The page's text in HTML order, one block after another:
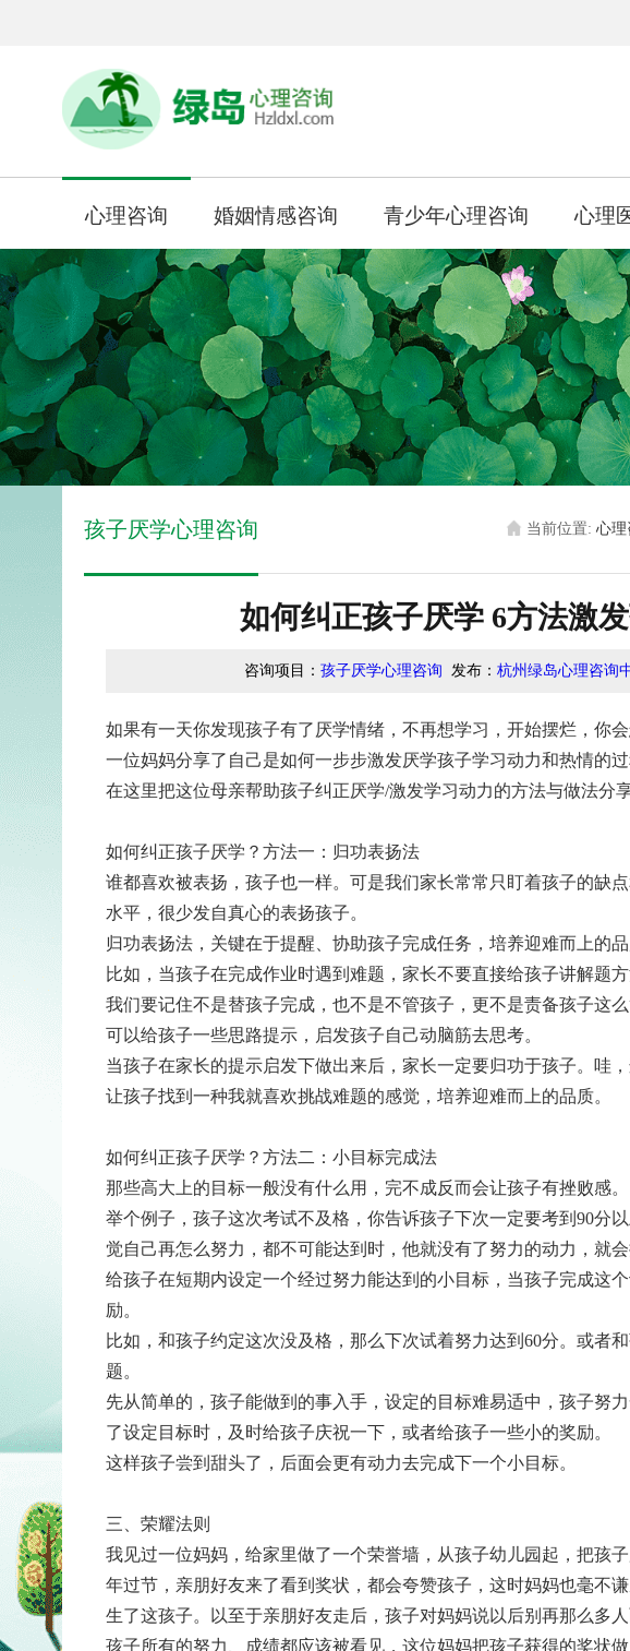
心理咨询 婚姻情感咨询 青少年心理咨询 心理
孩子厌学心理咨询 当前位置: 心理
如何纠正孩子厌学 6方法激
咨询项目： 孩子厌学心理咨询 发布： 杭州绿岛心理咨询
如果有一天你发现孩子有了厌学情绪，不再想学习，开始摆烂，你
一位妈妈分享了自己是如何一步步激发厌学孩子学习动力和热情的
在这里把这位母亲帮助孩子纠正厌学/激发学习动力的方法与做法分
如何纠正孩子厌学？方法一：归功表扬法
谁都喜欢被表扬，孩子也一样。可是我们家长常常只盯着孩子的缺
水平，很少发自真心的表扬孩子。
归功表扬法，关键在于提醒、协助孩子完成任务，培养迎难而上的品
比如，当孩子在完成作业时遇到难题，家长不要直接给孩子讲解题方
我们要记住不是替孩子完成，也不是不管孩子，更不是责备孩子这
可以给孩子一些思路提示，启发孩子自己动脑筋去思考。
当孩子在家长的提示启发下做出来后，家长一定要归功于孩子。哇
让孩子找到一种我就喜欢挑战难题的感觉，培养迎难而上的品质。
如何纠正孩子厌学？方法二：小目标完成法
那些高大上的目标一般没有什么用，完不成反而会让孩子有挫败感。
举个例子，孩子这次考试不及格，你告诉孩子下次一定要考到90分
觉自己再怎么努力，都不可能达到时，他就没有了努力的动力，就
给孩子在短期内设定一个经过努力能达到的小目标，当孩子完成这
励。
比如，和孩子约定这次没及格，那么下次试着努力达到60分。或者
题。
先从简单的，孩子能做到的事入手，设定的目标难易适中，孩子努
了设定目标时，及时给孩子庆祝一下，或者给孩子一些小的奖励。
这样孩子尝到甜头了，后面会更有动力去完成下一个小目标。
三、荣耀法则
我见过一位妈妈，给家里做了一个荣誉墙，从孩子幼儿园起，把孩
年过节，亲朋好友来了看到奖状，都会夸赞孩子，这时妈妈也毫不
生了这孩子。以至于亲朋好友走后，孩子对妈妈说以后别再那么多
孩子所有的努力、成绩都应该被看见，这位妈妈把孩子获得的奖状